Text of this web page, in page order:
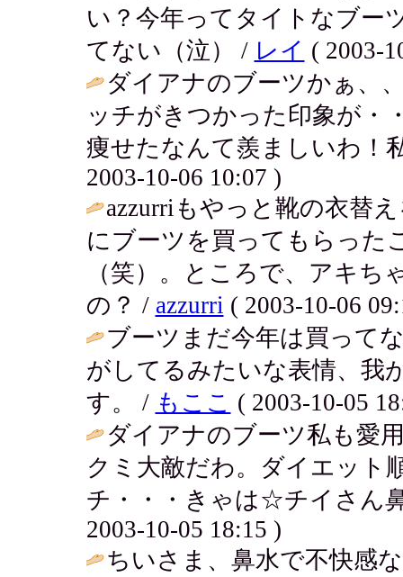
い？今年ってタイトなブー
てない（泣） / レイ ( 2003-
ダイアナのブーツかぁ、
ッチがきつかった印象が・
痩せたなんて羨ましいわ！
2003-10-06 10:07 )
azzurriもやっと靴の衣替
にブーツを買ってもらった
（笑）。ところで、アキ
の？ / azzurri ( 2003-10-06
ブーツまだ今年は買って
がしてるみたいな表情、我
す。 / もここ ( 2003-10-05
ダイアナのブーツ私も愛
クミ大敵だわ。ダイエット
チ・・・きゃは☆チイさん
2003-10-05 18:15 )
ちいさま、鼻水で不快感